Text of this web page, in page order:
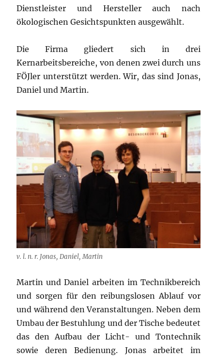
Dienstleister und Hersteller auch nach
ökologischen Gesichtspunkten ausgewählt.
Die Firma gliedert sich in drei
Kernarbeitsbereiche, von denen zwei durch uns
FÖJler unterstützt werden. Wir, das sind Jonas,
Daniel und Martin.
v. l. n. r. Jonas, Daniel, Martin
Martin und Daniel arbeiten im Technikbereich
und sorgen für den reibungslosen Ablauf vor
und während den Veranstaltungen. Neben dem
Umbau der Bestuhlung und der Tische bedeutet
das den Aufbau der Licht- und Tontechnik
sowie deren Bedienung. Jonas arbeitet im